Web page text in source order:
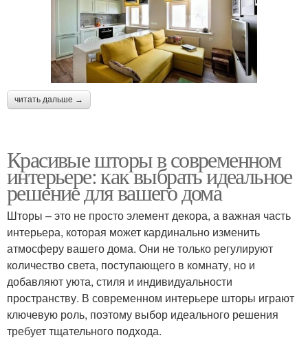
читать дальше →
Красивые шторы в современном
интерьере: как выбрать идеальное
решение для вашего дома
Шторы – это не просто элемент декора, а важная часть
интерьера, которая может кардинально изменить
атмосферу вашего дома. Они не только регулируют
количество света, поступающего в комнату, но и
добавляют уюта, стиля и индивидуальности
пространству. В современном интерьере шторы играют
ключевую роль, поэтому выбор идеального решения
требует тщательного подхода.